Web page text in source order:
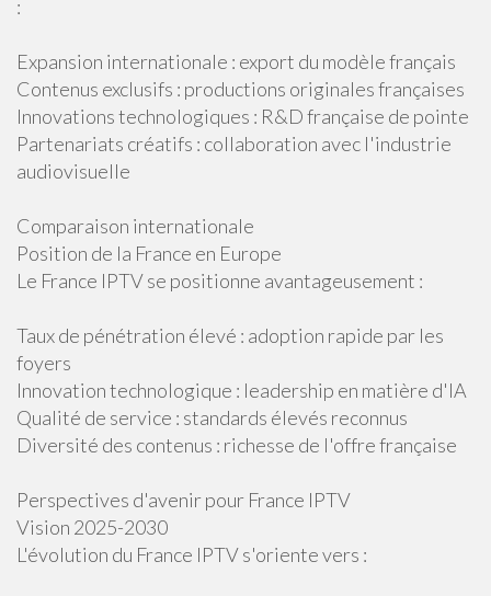
:
Expansion internationale : export du modèle français
Contenus exclusifs : productions originales françaises
Innovations technologiques : R&D française de pointe
Partenariats créatifs : collaboration avec l'industrie
audiovisuelle
Comparaison internationale
Position de la France en Europe
Le France IPTV se positionne avantageusement :
Taux de pénétration élevé : adoption rapide par les
foyers
Innovation technologique : leadership en matière d'IA
Qualité de service : standards élevés reconnus
Diversité des contenus : richesse de l'offre française
Perspectives d'avenir pour France IPTV
Vision 2025-2030
L'évolution du France IPTV s'oriente vers :